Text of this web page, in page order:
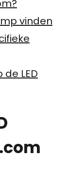
vinden
LED